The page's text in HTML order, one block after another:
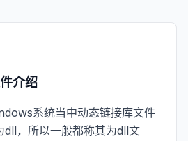
介绍
系统当中动态链接库文件
dll，所以一般都称其为dll文